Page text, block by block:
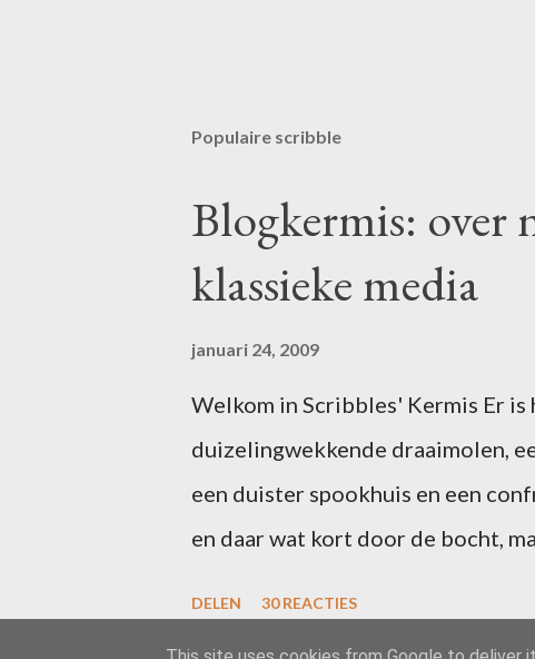
Populaire scribble
Blogkermis: over
klassieke media
januari 24, 2009
Welkom in Scribbles' Kermis Er
duizelingwekkende draaimolen,
een duister spookhuis en een
en daar wat kort door de bocht,
in één of meer van de attracties.
DELEN 30 REACTIES